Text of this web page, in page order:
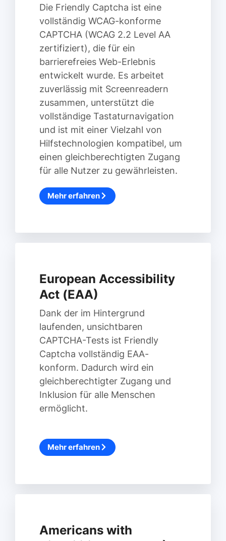
Die Friendly Captcha ist eine
vollständig WCAG-konforme
CAPTCHA (WCAG 2.2 Level AA
zertifiziert), die für ein
barrierefreies Web-Erlebnis
entwickelt wurde. Es arbeitet
zuverlässig mit Screenreadern
zusammen, unterstützt die
vollständige Tastaturnavigation
und ist mit einer Vielzahl von
Hilfstechnologien kompatibel, um
einen gleichberechtigten Zugang
für alle Nutzer zu gewährleisten.
Mehr erfahren
European Accessibility
Act (EAA)
Dank der im Hintergrund
laufenden, unsichtbaren
CAPTCHA-Tests ist Friendly
Captcha vollständig EAA-
konform. Dadurch wird ein
gleichberechtigter Zugang und
Inklusion für alle Menschen
ermöglicht.
Mehr erfahren
Americans with